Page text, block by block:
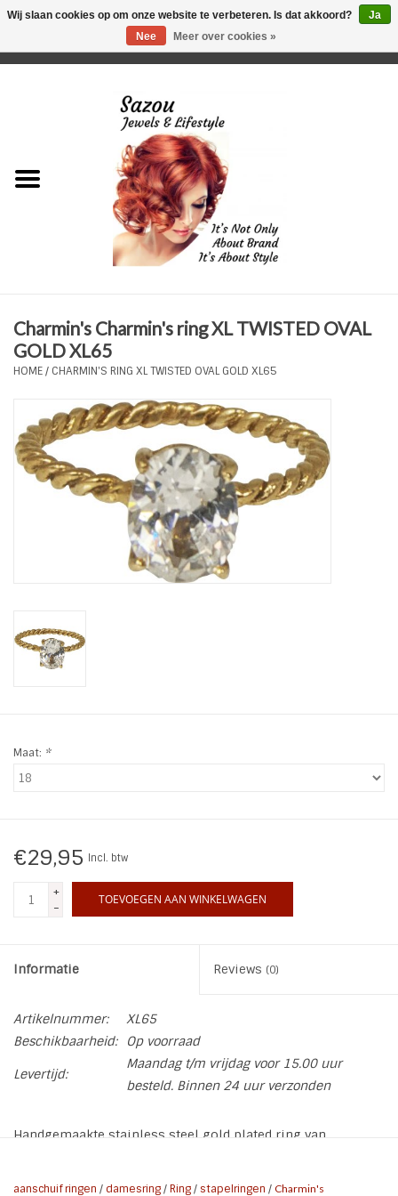
Just for Him
Plus Size Sieraden
Tassen en meer
Haaraccesoires
ON THE BEACH
LIFESTYLE PRODUCTEN
Charmin's Charmin's ring XL TWISTED OVAL
GOLD XL65
HOME/ CHARMIN'S RING XL TWISTED OVAL GOLD XL65
Maat: *
€29,95 Incl. btw
+
-
TOEVOEGEN AAN WINKELWAGEN
Informatie Reviews (0)
Artikelnummer:
XL65
Beschikbaarheid:
Op voorraad
Levertijd:
Maandag t/m vrijdag voor 15.00 uur
besteld. Binnen 24 uur verzonden
Handgemaakte stainless steel gold plated ring van
* Breedte ring: 2 mm
aanschuif ringen / damesring/Ring/stapelringen / Charmin's
Wij slaan cookies op om onze website te verbeteren. Is dat akkoord?
Ja
Nee
Meer over cookies »